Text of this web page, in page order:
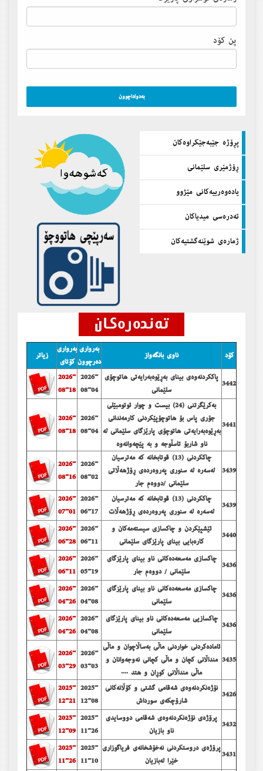
پن كۆد
پڕۆژه‌ جێبه‌جێكراوه‌كان
ڕۆژمێری سلێمانی
یاده‌وه‌رییه‌كانی مێژوو
ئه‌دره‌سی میدیاكان
ژماره‌ی شوێنه‌گشتیه‌كان
كۆد ناوی بانگه‌واز
به‌رواری
ده‌رچوون
به‌رواری
كۆتای
زیاتر
3442
پاككردنه‌وه‌ی بینای به‌ڕێوه‌به‌رایه‌تی هاتوچۆی
سلێمانی
2026-
08-04
2026-
08-18
3441
به‌كرێگرتنی (24) بیست و چوار ئوتومبێلی
جۆری پاس بۆ هاتوچۆپێكردنی كارمه‌ندانی
به‌ڕێوه‌به‌رایه‌تی هاتوچۆی پارێزگای سلێمانی له‌
ناو شاربۆ تاسڵوجه‌ و به‌ پێچه‌وانه‌وه‌
2026-
08-04
2026-
08-18
3439
چاككردنی (13) قوتابخانه‌ كه‌ مه‌ترسیان
له‌سه‌ره‌ له‌ سنوری په‌روه‌رده‌ی ڕۆژهه‌ڵاتی
سلێمانی /دووه‌م جار
2026-
08-02
2026-
08-16
3439
چاككردنی (13) قوتابخانه‌ كه‌ مه‌ترسیان
له‌سه‌ره‌ له‌ سنوری په‌روه‌رده‌ی ڕۆژهه‌ڵات
2026-
06-17
2026-
07-01
3440
ئێشپێكردن و چاكسازی سیسته‌مه‌كان و
كاره‌بایی بینای پارێزگای سلێمانی
2026-
06-11
2026-
06-28
3436
چاكسازی مه‌سعه‌ده‌كانی ناو بینای پارێزگای
سلێمانی / دووه‌م جار
2026-
05-19
2026-
06-11
3436
چاكسازی مه‌سعه‌ده‌كانی ناو بینای پارێزگای
سلێمانی
2026-
04-08
2026-
04-26
3436
چاكسازیی مەسعەدەكانی ناو بینای پارێزگای
سلێمانی
2026-
04-08
2026-
04-26
3435
ئاماده‌كردنی خواردنی ماڵی به‌ساڵاچوان و ماڵی
منداڵانی كچان و ماڵی كچانی نه‌وجه‌وانان و
ماڵی منداڵانی كوڕان و هتد ....
2026-
03-03
2026-
03-29
3426
نۆژه‌نكردنه‌وه‌ی شه‌قامی گشتی و كۆڵانه‌كانی
شارۆچكه‌ی سورداش
2025-
12-08
2025-
12-21
3432
پرۆژەی نۆژەنکردنەوەی شەقامی دووسایدی
ناو بازیان
2025-
11-26
2025-
12-09
3431
پرۆژەی دروستكردنی نەخۆشخانەی فریاگوزاری
خێرا لەبازیان
2025-
11-10
2025-
11-26